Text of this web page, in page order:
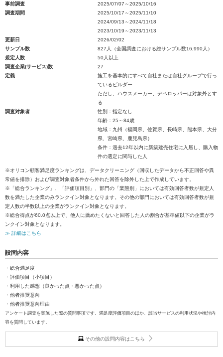
事前調査
2025/07/07～2025/10/16
調査期間
2025/10/17～2025/11/10
2024/09/13～2024/11/18
2023/10/19～2023/11/13
更新日
2026/02/02
サンプル数
827人（全国調査における総サンプル数16,990人）
規定人数
50人以上
調査企業(サービス)数
27
定義
施工を基本的にすべて自社または自社グループで行っ
ているビルダー
ただし、ハウスメーカー、デベロッパーは対象外とす
る
調査対象者
性別：指定なし
年齢：25～84歳
地域：九州（福岡県、佐賀県、長崎県、熊本県、大分
県、宮崎県、鹿児島県）
条件：過去12年以内に新築建売住宅に入居し、購入物
件の選定に関与した人
※オリコン顧客満足度ランキングは、データクリーニング（回収したデータから不正回答や異
常値を排除）および調査対象者条件から外れた回答を除外した上で作成しています。
※「総合ランキング」、「評価項目別」、部門の「業態別」においては有効回答者数が規定人
数を満たした企業のみランクイン対象となります。その他の部門においては有効回答者数が規
定人数の半数以上の企業がランクイン対象となります。
※総合得点が60.0点以上で、他人に薦めたくないと回答した人の割合が基準値以下の企業がラ
ンクイン対象となります。
≫ 詳細はこちら
設問内容
・総合満足度
・評価項目（小項目）
・利用した感想（良かった点・悪かった点）
・他者推奨意向
・他者推奨意向理由
アンケート調査を実施した際の質問事項です。満足度評価項目のほか、該当サービスの利用状況や検討内
容を質問しています。
その他の設問内容はこちら